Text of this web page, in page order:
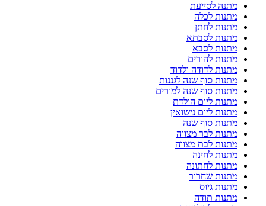
מתנה לסייעת
מתנות לכלה
מתנות לחתן
מתנות לסבתא
מתנות לסבא
מתנות להורים
מתנות לדודה ולדוד
מתנות סוף שנה לגננות
מתנות סוף שנה למורים
מתנות ליום הולדת
מתנות ליום נישואין
מתנות סוף שנה
מתנות לבר מצווה
מתנות לבת מצווה
מתנות לחינה
מתנות לחתונה
מתנות שחרור
מתנות גיוס
מתנות תודה